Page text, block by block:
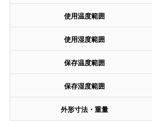
使用温度範囲
使用湿度範囲
保存温度範囲
保存湿度範囲
外形寸法・重量